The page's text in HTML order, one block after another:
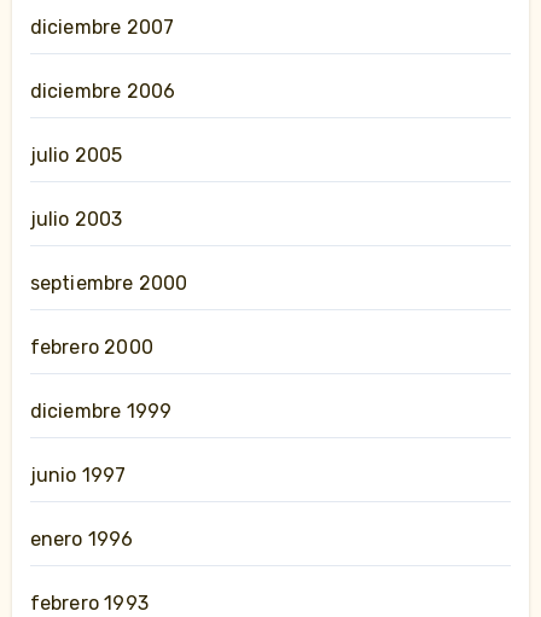
diciembre 2007
diciembre 2006
julio 2005
julio 2003
septiembre 2000
febrero 2000
diciembre 1999
junio 1997
enero 1996
febrero 1993